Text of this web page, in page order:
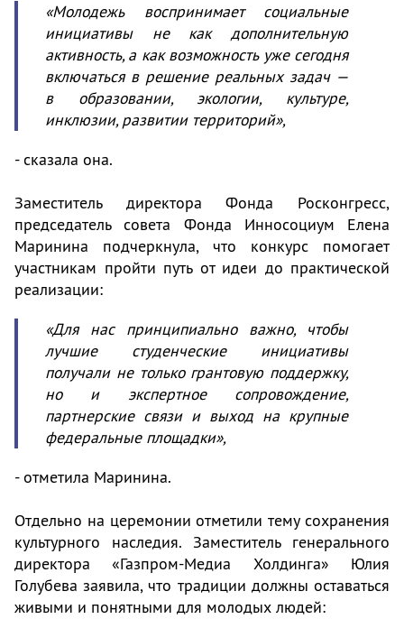
«Молодежь воспринимает социальные
инициативы не как дополнительную
активность, а как возможность уже сегодня
включаться в решение реальных задач —
в образовании, экологии, культуре,
инклюзии, развитии территорий»,
- сказала она.
Заместитель директора Фонда Росконгресс,
председатель совета Фонда Инносоциум Елена
Маринина подчеркнула, что конкурс помогает
участникам пройти путь от идеи до практической
реализации:
«Для нас принципиально важно, чтобы
лучшие студенческие инициативы
получали не только грантовую поддержку,
но и экспертное сопровождение,
партнерские связи и выход на крупные
федеральные площадки»,
- отметила Маринина.
Отдельно на церемонии отметили тему сохранения
культурного наследия. Заместитель генерального
директора «Газпром-Медиа Холдинга» Юлия
Голубева заявила, что традиции должны оставаться
живыми и понятными для молодых людей: